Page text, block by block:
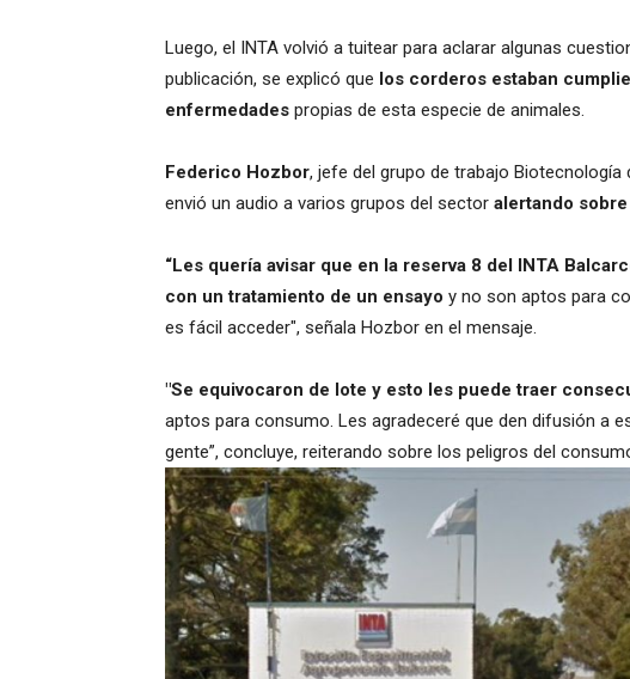
Luego, el INTA volvió a tuitear para aclarar algunas
publicación, se explicó que los corderos estaban
enfermedades propias de esta especie de animales.
Federico Hozbor, jefe del grupo de trabajo Biotecnología
envió un audio a varios grupos del sector alertando
“Les quería avisar que en la reserva 8 del INTA
con un tratamiento de un ensayo y no son aptos para
es fácil acceder", señala Hozbor en el mensaje.
"Se equivocaron de lote y esto les puede traer
aptos para consumo. Les agradeceré que den difusión a
gente”, concluye, reiterando sobre los peligros del